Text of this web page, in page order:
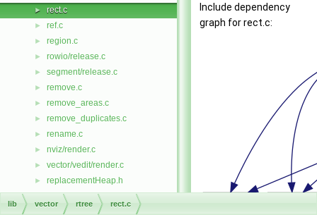
► rect.c
► ref.c
► region.c
► rowio/release.c
► segment/release.c
► remove.c
► remove_areas.c
► remove_duplicates.c
► rename.c
► nviz/render.c
► vector/vedit/render.c
► replacementHeap.h
replacementHeapBlock.h
resample.c
Include dependency
graph for rect.c:
lib vector rtree rect.c